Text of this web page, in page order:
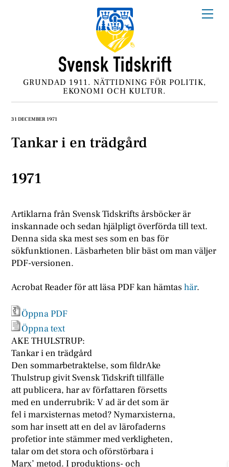
GRUNDAD 1911. NÄTTIDNING FÖR POLITIK,
EKONOMI OCH KULTUR.
31 DECEMBER 1971
Tankar i en trädgård
1971
Artiklarna från Svensk Tidskrifts årsböcker är
inskannade och sedan hjälpligt överförda till text.
Denna sida ska mest ses som en bas för
sökfunktionen. Läsbarheten blir bäst om man väljer
PDF-versionen.
Acrobat Reader för att läsa PDF kan hämtashär.
Öppna PDF
Öppna text
AKE THULSTRUP:
Tankar i en trädgård
Den sommarbetraktelse, som fildrAke
Thulstrup givit Svensk Tidskrift tillfälle
att publicera, har av författaren försetts
med en underrubrik: V ad är det som är
fel i marxisternas metod? Nymarxisterna,
som har insett att en del av lärofaderns
profetior inte stämmer med verkligheten,
talar om det stora och oförstörbara i
Marx’ metod. I produktions- och